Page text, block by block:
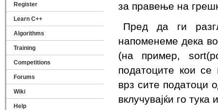
Register
Learn C++
Algorithms
Training
Competitions
Forums
Wiki
Help
за правење на
Пред да ги
напоменеме дека
(на пример,
податоците кои
врз сите податоци
вклучувајќи го тука